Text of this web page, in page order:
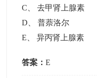
C 、去甲肾上腺素
D 、普萘洛尔
E 、异丙肾上腺素
答案：E